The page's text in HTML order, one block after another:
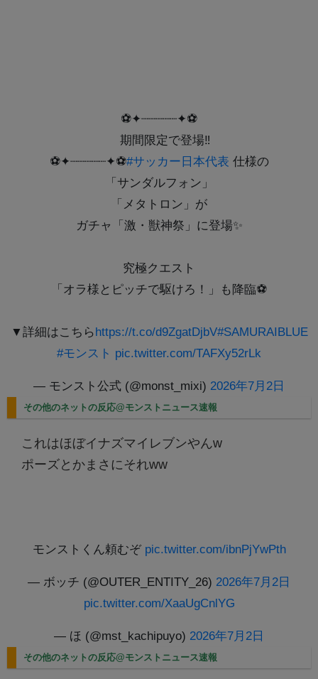
⚽️✦┈┈┈┈┈✦⚽️
期間限定で登場‼
⚽️✦┈┈┈┈┈✦⚽️#サッカー日本代表 仕様の
「サンダルフォン」
「メタトロン」が
ガチャ「激・獣神祭」に登場✨
究極クエスト
「オラ様とピッチで駆けろ！」も降臨⚽
▼詳細はこちら https://t.co/d9ZgatDjbV#SAMURAIBLUE
#モンスト pic.twitter.com/TAFXy52rLk
— モンスト公式 (@monst_mixi) 2026年7月2日
その他のネットの反応@モンストニュース速報
これはほぼイナズマイレブンやんw
ポーズとかまさにそれww
モンストくん頼むぞ pic.twitter.com/ibnPjYwPth
— ボッチ (@OUTER_ENTITY_26) 2026年7月2日
pic.twitter.com/XaaUgCnlYG
— ほ (@mst_kachipuyo) 2026年7月2日
その他のネットの反応@モンストニュース速報